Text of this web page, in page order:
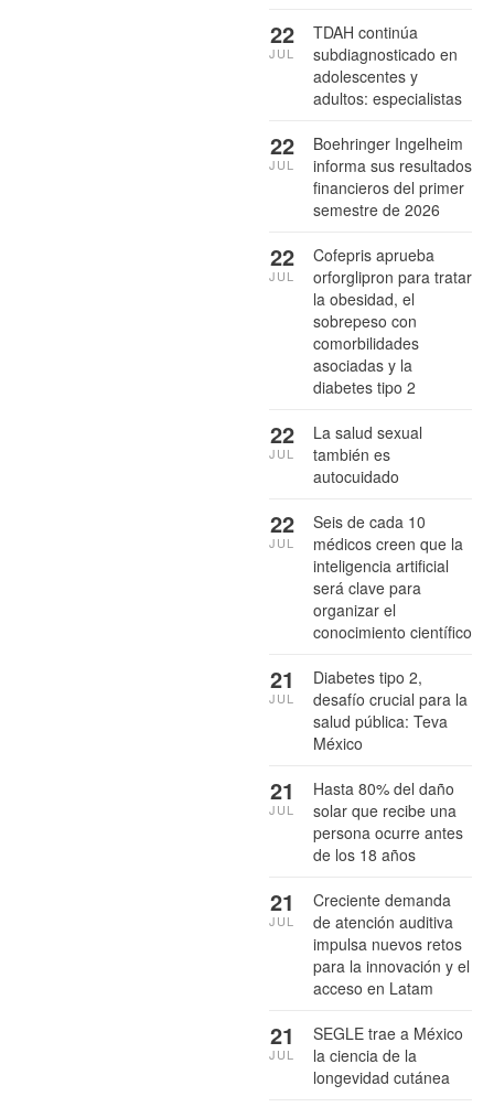
TDAH continúa
subdiagnosticado en
adolescentes y
adultos: especialistas
22
JUL
Boehringer Ingelheim
informa sus resultados
financieros del primer
semestre de 2026
22
JUL
Cofepris aprueba
orforglipron para tratar
la obesidad, el
sobrepeso con
comorbilidades
asociadas y la
diabetes tipo 2
22
JUL
La salud sexual
también es
autocuidado
22
JUL
Seis de cada 10
médicos creen que la
inteligencia artificial
será clave para
organizar el
conocimiento científico
22
JUL
Diabetes tipo 2,
desafío crucial para la
salud pública: Teva
México
21
JUL
Hasta 80% del daño
solar que recibe una
persona ocurre antes
de los 18 años
21
JUL
Creciente demanda
de atención auditiva
impulsa nuevos retos
para la innovación y el
acceso en Latam
21
JUL
SEGLE trae a México
la ciencia de la
longevidad cutánea
21
JUL